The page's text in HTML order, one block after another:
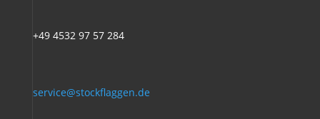
+49 4532 97 57 284
service@stockflaggen.de